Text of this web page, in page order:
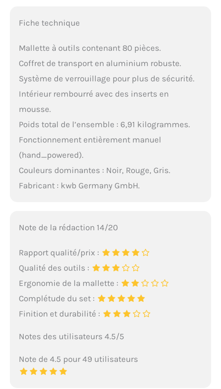
Fiche technique
Mallette à outils contenant 80 pièces.
Coffret de transport en aluminium robuste.
Système de verrouillage pour plus de sécurité.
Intérieur rembourré avec des inserts en
mousse.
Poids total de l’ensemble : 6,91 kilogrammes.
Fonctionnement entièrement manuel
(hand_powered).
Couleurs dominantes : Noir, Rouge, Gris.
Fabricant : kwb Germany GmbH.
Note de la rédaction 14/20
Rapport qualité/prix :
Qualité des outils :
Ergonomie de la mallette :
Complétude du set :
Finition et durabilité :
Notes des utilisateurs 4.5/5
Note de 4.5 pour 49 utilisateurs